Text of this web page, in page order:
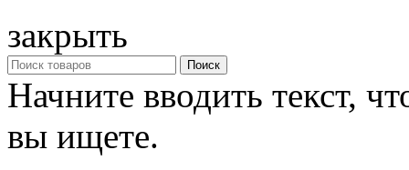
закрыть
Поиск
Начните вводить текст,
вы ищете.